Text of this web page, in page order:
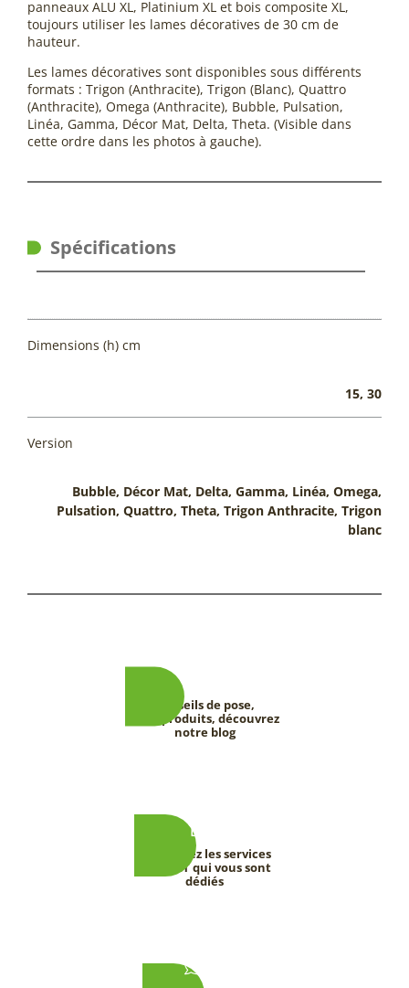
panneaux ALU XL, Platinium XL et bois composite XL,
toujours utiliser les lames décoratives de 30 cm de
hauteur.
Les lames décoratives sont disponibles sous différents
formats : Trigon (Anthracite), Trigon (Blanc), Quattro
(Anthracite), Omega (Anthracite), Bubble, Pulsation,
Linéa, Gamma, Décor Mat, Delta, Theta. (Visible dans
cette ordre dans les photos à gauche).
Spécifications
Dimensions (h) cm
15, 30
Version
Bubble, Décor Mat, Delta, Gamma, Linéa, Omega,
Pulsation, Quattro, Theta, Trigon Anthracite, Trigon
blanc
Conseils de pose,
tests produits, découvrez
notre blog
Découvrez les services
DEEVERT qui vous sont
dédiés